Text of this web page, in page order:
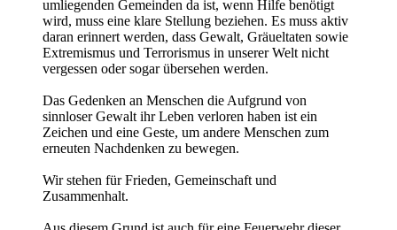
umliegenden Gemeinden da ist, wenn Hilfe benötigt
wird, muss eine klare Stellung beziehen. Es muss aktiv
daran erinnert werden, dass Gewalt, Gräueltaten sowie
Extremismus und Terrorismus in unserer Welt nicht
vergessen oder sogar übersehen werden.
Das Gedenken an Menschen die Aufgrund von
sinnloser Gewalt ihr Leben verloren haben ist ein
Zeichen und eine Geste, um andere Menschen zum
erneuten Nachdenken zu bewegen.
Wir stehen für Frieden, Gemeinschaft und
Zusammenhalt.